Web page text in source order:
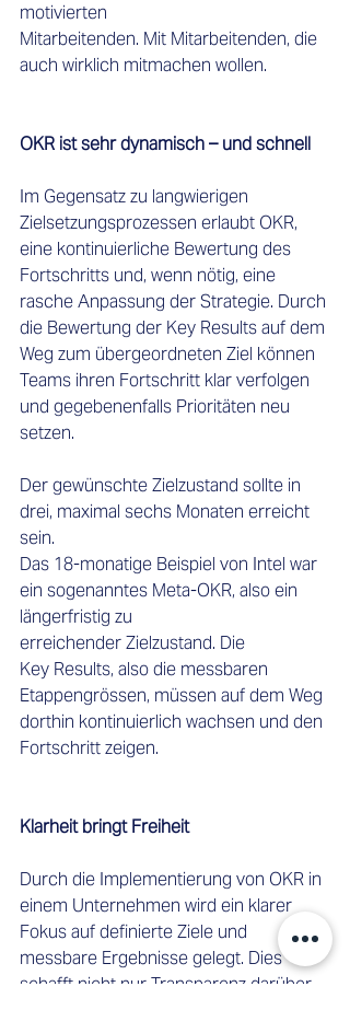
motivierten
Mitarbeitenden. Mit Mitarbeitenden, die
auch wirklich mitmachen wollen.
OKR ist sehr dynamisch – und schnell
Im Gegensatz zu langwierigen
Zielsetzungsprozessen erlaubt OKR,
eine kontinuierliche Bewertung des
Fortschritts und, wenn nötig, eine
rasche Anpassung der Strategie. Durch
die Bewertung der Key Results auf dem
Weg zum übergeordneten Ziel können
Teams ihren Fortschritt klar verfolgen
und gegebenenfalls Prioritäten neu
setzen.
Der gewünschte Zielzustand sollte in
drei, maximal sechs Monaten erreicht
sein.
Das 18-monatige Beispiel von Intel war
ein sogenanntes Meta-OKR, also ein
längerfristig zu
erreichender Zielzustand. Die
Key Results, also die messbaren
Etappengrössen, müssen auf dem Weg
dorthin kontinuierlich wachsen und den
Fortschritt zeigen.
Klarheit bringt Freiheit
Durch die Implementierung von OKR in
einem Unternehmen wird ein klarer
Fokus auf definierte Ziele und
messbare Ergebnisse gelegt. Dies
schafft nicht nur Transparenz darüber,